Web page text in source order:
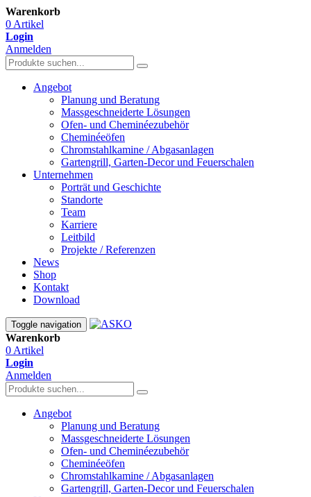
Warenkorb
0 Artikel
Login
Anmelden
Angebot
Planung und Beratung
Massgeschneiderte Lösungen
Ofen- und Cheminéezubehör
Cheminéeöfen
Chromstahlkamine / Abgasanlagen
Gartengrill, Garten-Decor und Feuerschalen
Unternehmen
Porträt und Geschichte
Standorte
Team
Karriere
Leitbild
Projekte / Referenzen
News
Shop
Kontakt
Download
Toggle navigation
Warenkorb
0 Artikel
Login
Anmelden
Angebot
Planung und Beratung
Massgeschneiderte Lösungen
Ofen- und Cheminéezubehör
Cheminéeöfen
Chromstahlkamine / Abgasanlagen
Gartengrill, Garten-Decor und Feuerschalen